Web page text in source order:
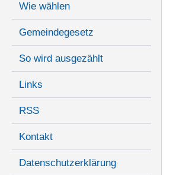
Wie wählen
Gemeindegesetz
So wird ausgezählt
Links
RSS
Kontakt
Datenschutzerklärung